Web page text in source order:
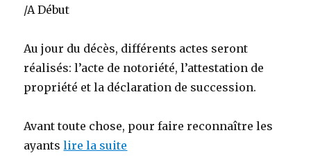
/A Début
Au jour du décès, différents actes seront
réalisés: l’acte de notoriété, l’attestation de
propriété et la déclaration de succession.
Avant toute chose, pour faire reconnaître les
ayantslire la suite